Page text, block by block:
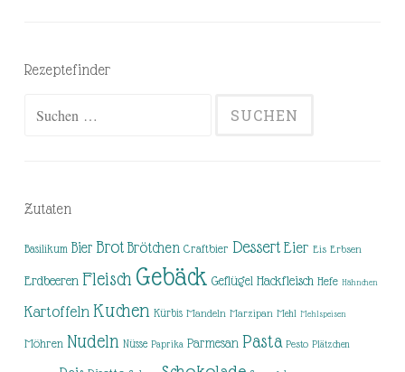
Rezeptefinder
Zutaten
Basilikum Bier Brot Brötchen Craftbier Dessert Eier Eis Erbsen
Erdbeeren Fleisch Gebäck Geflügel Hackfleisch Hefe Hähnchen
Kartoffeln Kuchen Kürbis Mandeln Marzipan Mehl Mehlspeisen
Möhren Nudeln Nüsse Paprika Parmesan Pasta Pesto Plätzchen